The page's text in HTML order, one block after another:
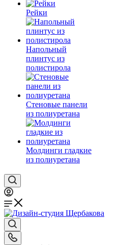
Рейки
Напольный
плинтус из
полистирола
Стеновые панели
из полиуретана
Молдинги гладкие
из полиуретана